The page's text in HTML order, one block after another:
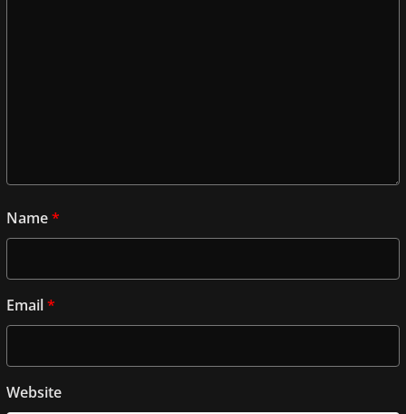
Name*
Email*
Website